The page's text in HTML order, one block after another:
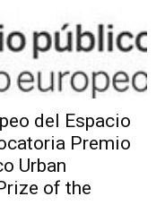
del Espacio
Premio
Urban
of the